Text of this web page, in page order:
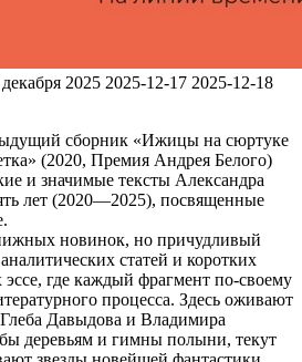
2025 2025-12-17 2025-12-18
сборник «Ижицы на сюртуке
(2020, Премия Андрея Белого)
и значимые тексты Александра
лет (2020—2025), посвященные
новинок, но причудливый
статей и коротких
где каждый фрагмент по-своему
процесса. Здесь оживают
Давыдова и Владимира
деревьям и гимны полыни, текут